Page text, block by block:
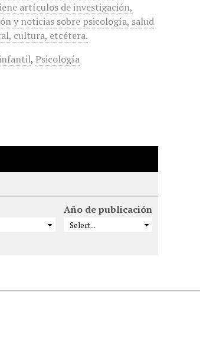
artículos de investigación,
y noticias sobre psicología, salud
cultura, etcétera.
, Psicología
Año de publicación